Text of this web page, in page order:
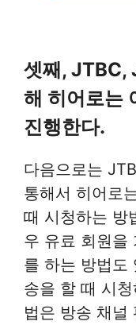
셋째, JTBC,
해 히어로는
진행한다.
다음으로는
통해서 히어로
때 시청하는 방
우 유료 회원을
를 하는 방법도
송을 할 때 시
법은 방송 채널